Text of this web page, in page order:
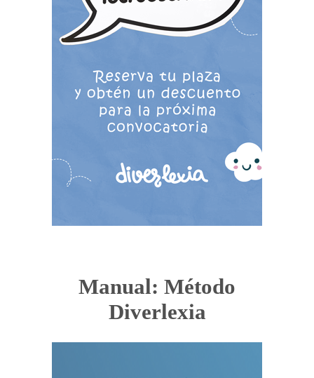
Manual: Método
Diverlexia